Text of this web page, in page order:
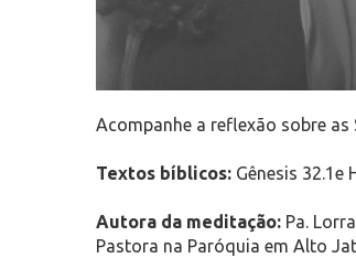
Acompanhe a reflexão sobre
Textos bíblicos: Gênesis 32.1e
Autora da meditação: Pa.
Pastora na Paróquia em Alto